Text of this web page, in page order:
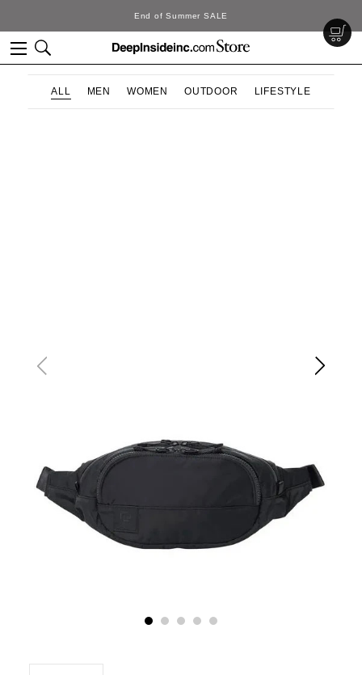
End of Summer SALE
ALL MEN WOMEN OUTDOOR LIFESTYLE